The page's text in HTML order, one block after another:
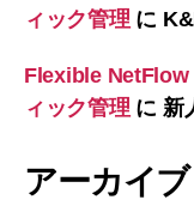
ィック管理 に
Flexible NetFlow
ィック管理 に 新
アーカイブ